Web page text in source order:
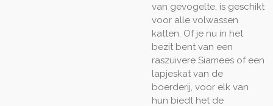
van gevogelte, is geschikt
voor alle volwassen
katten. Of je nu in het
bezit bent van een
raszuivere Siamees of een
lapjeskat van de
boerderij, voor elk van
hun biedt het de